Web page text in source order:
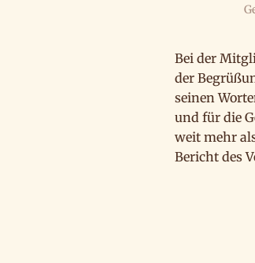
Bei der
der
seinen
und für die
weit mehr
Bericht des